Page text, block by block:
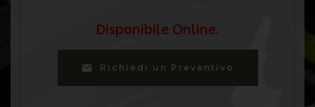
Disponibile Online.
Richiedi un Preventivo